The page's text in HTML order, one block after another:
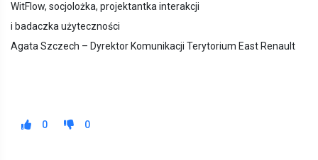
WitFlow, socjolożka, projektantka interakcji
i badaczka użyteczności
Agata Szczech – Dyrektor Komunikacji Terytorium East Renault
0 0